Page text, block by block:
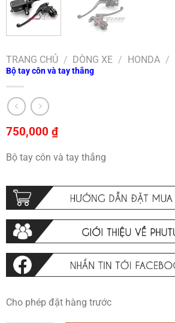
TRANG CHỦ / DÒNG XE / HONDA /
Bộ tay côn và tay thắng
750,000 ₫
Bộ tay côn và tay thắng
Cho phép đặt hàng trước